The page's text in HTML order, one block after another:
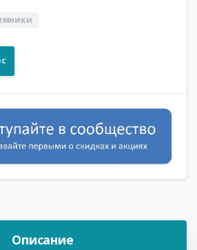
Описание